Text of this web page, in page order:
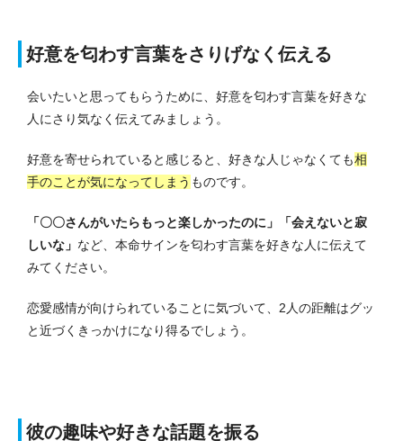
好意を匂わす言葉をさりげなく伝える
会いたいと思ってもらうために、好意を匂わす言葉を好きな
人にさり気なく伝えてみましょう。
好意を寄せられていると感じると、好きな人じゃなくても相
手のことが気になってしまう ものです。
「〇〇さんがいたらもっと楽しかったのに」「会えないと寂
しいな」 など、本命サインを匂わす言葉を好きな人に伝えて
みてください。
恋愛感情が向けられていることに気づいて、2人の距離はグッ
と近づくきっかけになり得るでしょう。
彼の趣味や好きな話題を振る